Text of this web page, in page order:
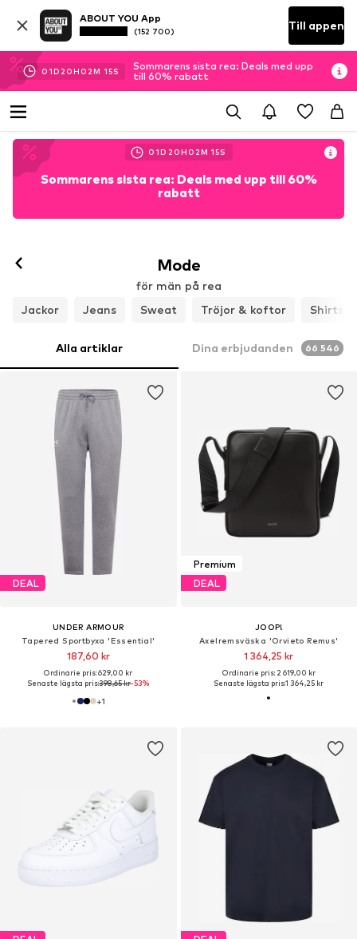
ABOUT YOU App
(152 700) Till appen
01D 20H 02M 13S
Sommarens sista rea: Deals med upp
till 60% rabatt
01D 20H 02M 13S
Sommarens sista rea: Deals med upp till 60%
rabatt
Mode
för män på rea
Jackor
Jeans Sweat Tröjor & koftor Shirts
Alla artiklar Dina erbjudanden 66 546
DEAL
UNDER ARMOUR
Tapered Sportbyxa 'Essential'
187,60 kr
Ordinarie pris: 629,00 kr
Senaste lägsta pris:398,65 kr-53%
+1
Premium
DEAL
JOOP!
Axelremsväska 'Orvieto Remus'
1 364,25 kr
Ordinarie pris: 2 619,00 kr
Senaste lägsta pris:1 364,25 kr